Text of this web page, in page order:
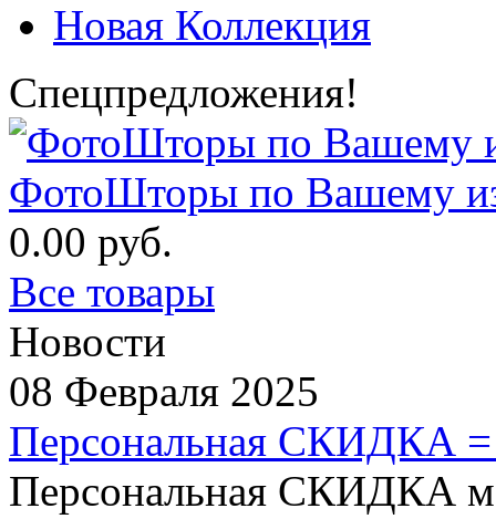
Новая Коллекция
Спецпредложения!
ФотоШторы по Вашему
0.00 руб.
Все товары
Новости
08 Февраля 2025
Персональная СКИДКА
Персональная СКИДКА